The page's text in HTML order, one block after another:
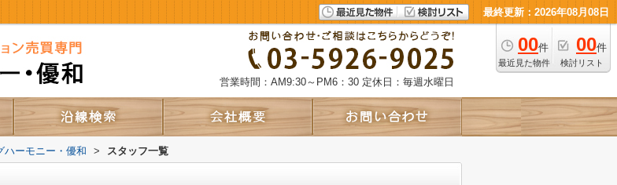
最終更新：2026年08月08日
00件
最近見た物件
00件
検討リスト
営業時間：AM9:30～PM6：30 定休日：毎週水曜日
ハーモニー・優和 > スタッフ一覧